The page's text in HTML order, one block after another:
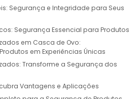
Segurança e Integridade para Seus
Segurança Essencial para Produtos
em Casca de Ovo:
em Experiências Únicas
Transforme a Segurança dos
Vantagens e Aplicações